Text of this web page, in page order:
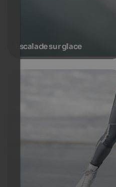
Escalade sur glace